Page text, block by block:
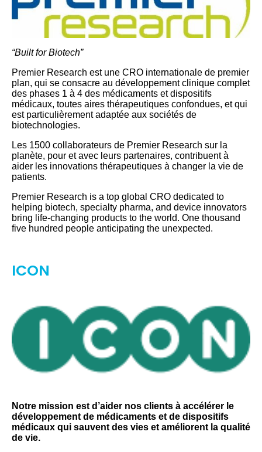
“Built for Biotech”
Premier Research est une CRO internationale de premier
plan, qui se consacre au développement clinique complet
des phases 1 à 4 des médicaments et dispositifs
médicaux, toutes aires thérapeutiques confondues, et qui
est particulièrement adaptée aux sociétés de
biotechnologies.
Les 1500 collaborateurs de Premier Research sur la
planète, pour et avec leurs partenaires, contribuent à
aider les innovations thérapeutiques à changer la vie de
patients.
Premier Research is a top global CRO dedicated to
helping biotech, specialty pharma, and device innovators
bring life-changing products to the world. One thousand
five hundred people anticipating the unexpected.
ICON
Notre mission est d’aider nos clients à accélérer le
développement de médicaments et de dispositifs
médicaux qui sauvent des vies et améliorent la qualité
de vie.